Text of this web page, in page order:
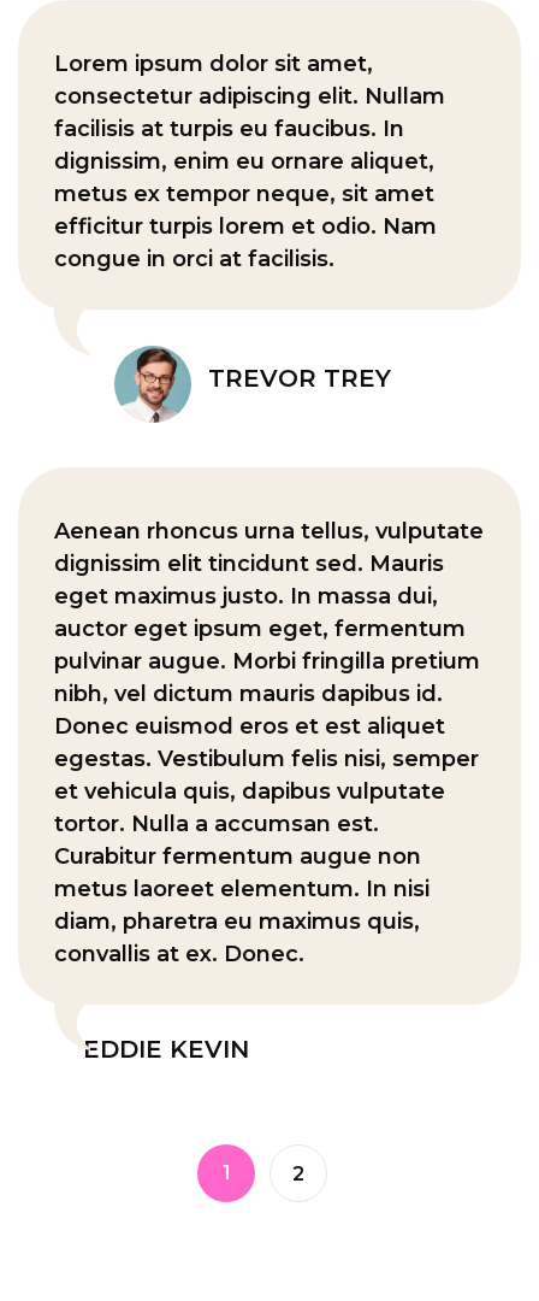
Lorem ipsum dolor sit amet,
consectetur adipiscing elit. Nullam
facilisis at turpis eu faucibus. In
dignissim, enim eu ornare aliquet,
metus ex tempor neque, sit amet
efficitur turpis lorem et odio. Nam
congue in orci at facilisis.
TREVOR TREY
Aenean rhoncus urna tellus, vulputate
dignissim elit tincidunt sed. Mauris
eget maximus justo. In massa dui,
auctor eget ipsum eget, fermentum
pulvinar augue. Morbi fringilla pretium
nibh, vel dictum mauris dapibus id.
Donec euismod eros et est aliquet
egestas. Vestibulum felis nisi, semper
et vehicula quis, dapibus vulputate
tortor. Nulla a accumsan est.
Curabitur fermentum augue non
metus laoreet elementum. In nisi
diam, pharetra eu maximus quis,
convallis at ex. Donec.
EDDIE KEVIN
1 2